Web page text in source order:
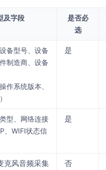
及字段
是否必
选
备型号、设备
制造商、设备
作系统版本、
是
型、网络连接
、WIFI状态信
是
克风音频采集 否